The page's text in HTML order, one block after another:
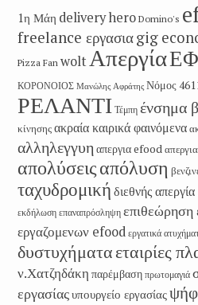
1η Μάη delivery hero Domino's
freelance εργασιαgig
Pizza Fan woltΑπεργία
ΚΟΡΟΝΟΙΟΣ Μανώλης Αφράτης Νόμος
ΡΕΛΑΝΤΙ Τέμπη ένσημα
κίνησηςακραία καιρικά φαινόμενα
αλληλεγγυη απεργια efood
απολύσειςαπόλυση
ταχυδρομική διεθνής
εκδήλωση επαναπρόσληψη επιθεώρηση
εργαζομενων efood εργατικά
δυστυχήματαεταιρίες
ν.Χατζηδάκη παρέμβαση πρωτομαγιά
εργασίαςυπουργείο εργασίας